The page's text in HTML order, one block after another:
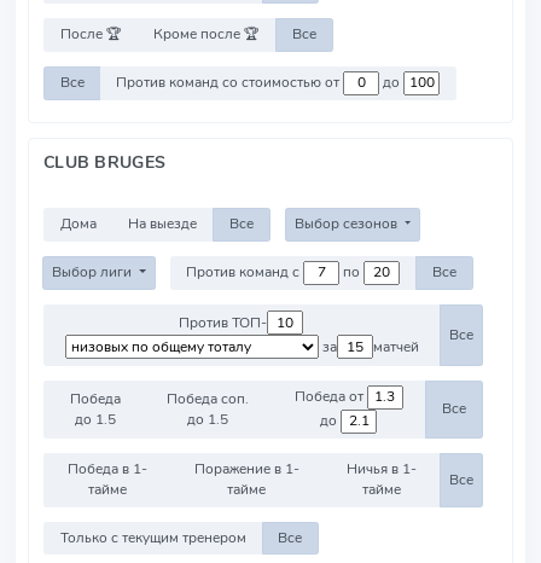
После 🏆 Кроме после 🏆 Все
Все Против команд со стоимостью от до
CLUB BRUGES
Дома На выезде Все Выбор сезонов
Выбор лиги Против команд с по Все
Против ТОП-
за
матчей
Все
Победа
до 1.5
Победа соп.
до 1.5
Победа от
до
Все
Победа в 1-
тайме
Поражение в 1-
тайме
Ничья в 1-
тайме
Все
Только с текущим тренером Все